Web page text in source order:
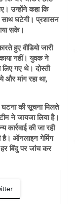
उन्होंने कहा कि
घटेगी। प्रशासन
सके।
हुए वीडियो जारी
नहीं। युवक ने
गए थे। दोस्ती
और मांग रहा था,
की सूचना मिलते
ने जायजा लिया है।
की जा रही
है। ऑनलाइन गेमिंग
बिंदु पर जांच कर